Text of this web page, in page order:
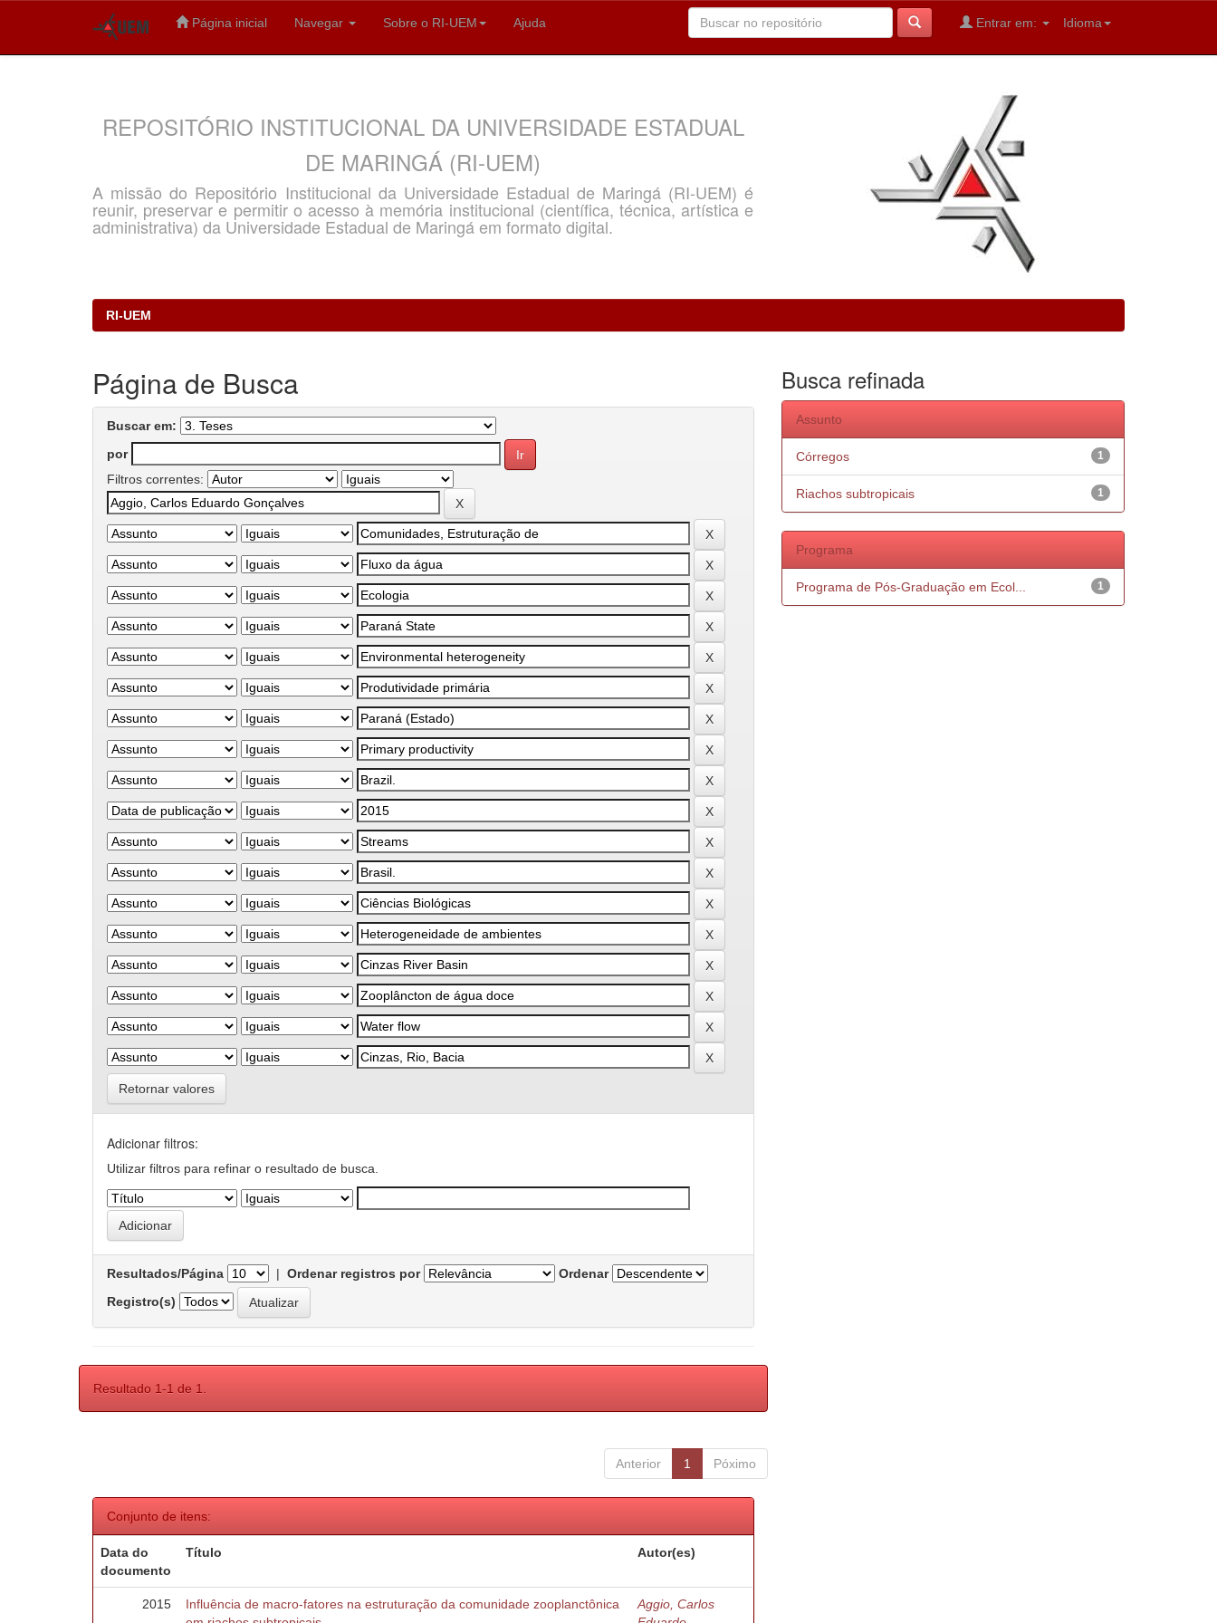
Página inicial Navegar Sobre o RI-UEM Ajuda Idioma
Entrar em:
REPOSITÓRIO INSTITUCIONAL DA UNIVERSIDADE ESTADUAL
DE MARINGÁ (RI-UEM)
A missão do Repositório Institucional da Universidade Estadual de Maringá (RI-UEM) é
reunir, preservar e permitir o acesso à memória institucional (científica, técnica, artística e
administrativa) da Universidade Estadual de Maringá em formato digital.
RI-UEM
Página de Busca
Buscar em:
por
Filtros correntes:
Retornar valores
Adicionar filtros:
Utilizar filtros para refinar o resultado de busca.
Resultados/Página | Ordenar registros por
Ordenar
Registro(s)
Resultado 1-1 de 1.
Anterior 1 Póximo
Conjunto de itens:
Data do
documento
Título Autor(es)
2015
Influência de macro-fatores na estruturação da comunidade zooplanctônica
Aggio, Carlos
Busca refinada
Assunto
1
Córregos
1
Riachos subtropicais
Programa
1
Programa de Pós-Graduação em Ecol...